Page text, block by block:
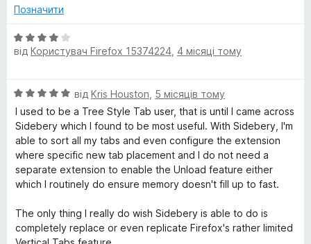
5
а
з
5
Позначити
О
ц
к
а
4
з
5
від Користувач Firefox 15374224 4 місяці тому
О
ц
н
к
а
5
5
від Kris Houston 5 місяців тому
I used to be a Tree Style Tab user, that is until I came across
Sidebery which I found to be most useful. With Sidebery, I'm
able to sort all my tabs and even configure the extension
where specific new tab placement and I do not need a
separate extension to enable the Unload feature either
which I routinely do ensure memory doesn't fill up to fast.
The only thing I really do wish Sidebery is able to do is
completely replace or even replicate Firefox's rather limited